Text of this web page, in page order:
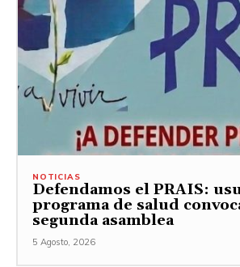
NOTICIAS
Defendamos el PRAIS:
programa de salud
segunda asamblea
5 Agosto, 2026